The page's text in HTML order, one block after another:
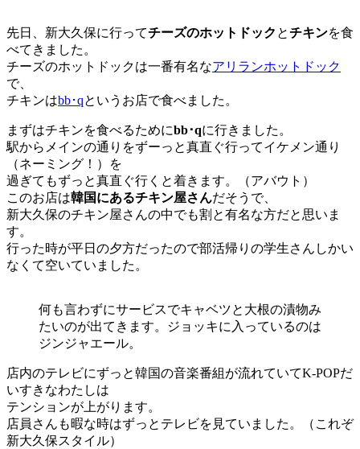
先日、新大久保に行ってチーズのホットドック とチキンを食
べてきました。
チーズのホットドックは一番有名なアリランホットドック
で、
チキンはbb･qというお店で食べました。
まずはチキンを食べるためにbb･qに行きました。
駅からメインの通りをずーっと真直ぐ行ってイケメン通り
（ネーミング！）を
過ぎてもずっと真直ぐ行くと着きます。（アバウト）
このお店は韓国にあるチキン屋さんだそうで、
新大久保のチキン屋さんの中でも割と有名な方だと思いま
す。
行った時が平日の夕方だったので部活帰りの学生さんしかい
なくて空いていました。
何も言わずにサービスでキャベツと大根の漬物み
たいのが出てきます。ジョッキに入っているのは
ジンジャエール。
店内のテレビにずっと韓国の音楽番組が流れていてK-POPだ
いすきなわたしは
テンションが上がります。
店員さんも暇な時はずっとテレビを見ていました。（これぞ
新大久保スタイル）